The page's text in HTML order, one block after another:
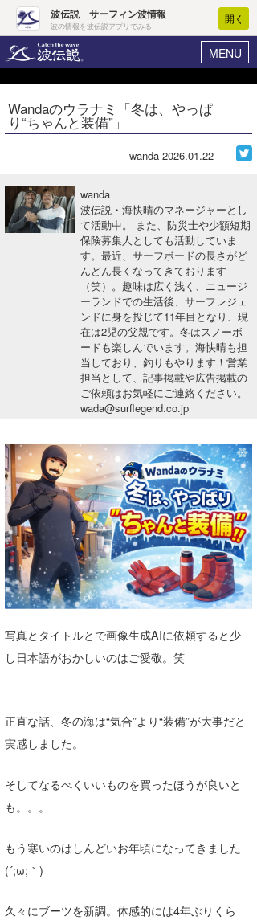
波伝説 サーフィン波情報
波の情報を波伝説アプリでみる
開く
MENU
ヘルプ マイホーム
ログイン
波情報･概況
WAVE HUNTER波予想ツール
サーフィンエリアガイド
会員メニュー
今月のプレゼント
Wandaのウラナミ「冬は、やっぱ
り“ちゃんと装備”」
wanda 2026.01.22
wanda
波伝説・海快晴のマネージャーとし
て活動中。 また、防災士や少額短期
保険募集人としても活動していま
す。最近、サーフボードの長さがど
んどん長くなってきております
（笑）。趣味は広く浅く、ニュージ
ーランドでの生活後、サーフレジェ
ンドに身を投じて11年目となり、現
在は2児の父親です。冬はスノーボ
ードも楽しんでいます。海快晴も担
当しており、釣りもやります！営業
担当として、記事掲載や広告掲載の
ご依頼はお気軽にご連絡ください。
wada@surflegend.co.jp
写真とタイトルとで画像生成AIに依頼すると少
し日本語がおかしいのはご愛敬。笑
正直な話、冬の海は“気合”より“装備”が大事だと
実感しました。
そしてなるべくいいものを買ったほうが良いと
も。。。
もう寒いのはしんどいお年頃になってきました
(´;ω;｀)
久々にブーツを新調。体感的には4年ぶりくら
Core Surf Japan
アート＆エンタメ
ショップ情報
ショップ情報
千葉南
大阪
四国
沖縄
VOTE!
サーファーズ
Core Surf Japan
Yoshiyuki Obata
arukasvision
WAVAL
中浦“JET”章
嵯峨明日香
☆加藤
+☆maki☆+
波伝説